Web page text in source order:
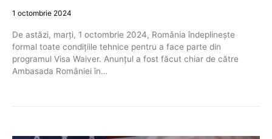
1 octombrie 2024
De astăzi, marți, 1 octombrie 2024, România îndeplinește
formal toate condițiile tehnice pentru a face parte din
programul Visa Waiver. Anunțul a fost făcut chiar de către
Ambasada României în…